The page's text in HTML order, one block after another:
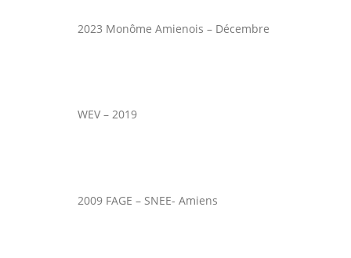
2023 Monôme Amienois – Décembre
WEV – 2019
2009 FAGE – SNEE- Amiens